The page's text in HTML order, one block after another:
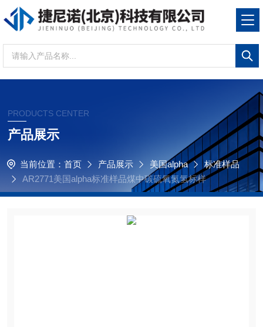
PRODUCTS CENTER
产品展示
当前位置： 首页 产品展示 美国alpha
标准样品
AR2771美国alpha标准样品煤中碳硫氧氮氢标样